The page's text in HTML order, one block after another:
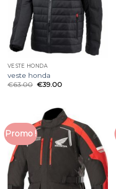
VESTE HONDA
veste honda
€63.00 €39.00
Promo !